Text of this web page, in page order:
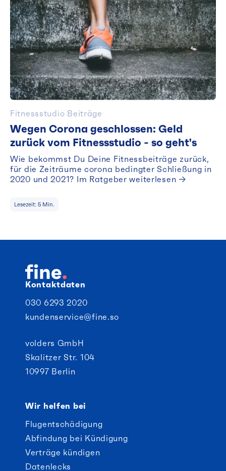
Fitnessstudio Beiträge
Wegen Corona geschlossen: Geld
zurück vom Fitnessstudio - so geht's
Wie bekommst Du Deine Fitnessbeiträge zurück,
für die Zeiträume corona bedingter Schließung in
2020 und 2021? Im Ratgeber weiterlesen →
Lesezeit: 5 Min.
Kontaktdaten
030 6293 2020
kundenservice@fine.so
volders GmbH
Skalitzer Str. 104
10997 Berlin
Wir helfen bei
Flugentschädigung
Abfindung bei Kündigung
Verträge kündigen
Datenlecks